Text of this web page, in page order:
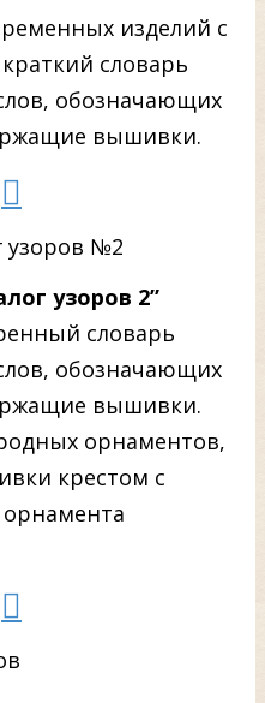
изделий с
словарь
обозначающих
вышивки.
узоров 2”
словарь
обозначающих
вышивки.
орнаментов,
крестом с